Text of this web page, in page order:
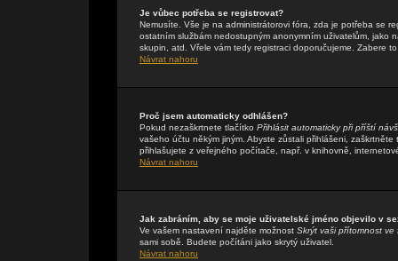
Je vůbec potřeba se registrovat?
Nemusíte. Vše je na administrátorovi fóra, zda je potřeba se
ostatním službám nedostupným anonymním uživatelům, jako
skupin, atd. Vřele vám tedy registraci doporučujeme. Zabere
Návrat nahoru
Proč jsem automaticky odhlášen?
Pokud nezaškrtnete tlačítko Přihlásit automaticky při příští
vašeho účtu někým jiným. Abyste zůstali přihlášeni,
přihlašujete z veřejného počítače, např. v knihovně,
Návrat nahoru
Jak zabráním, aby se moje uživatelské jméno objevilo v
Ve vašem nastavení najděte možnost Skrýt vaši přítomnost ve
sami sobě. Budete počítáni jako skrytý uživatel.
Návrat nahoru